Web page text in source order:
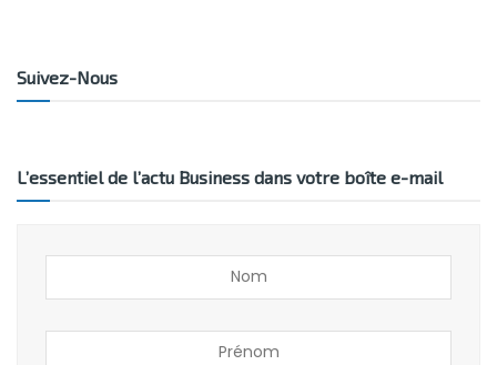
Suivez-Nous
L’essentiel de l’actu Business dans votre boîte e-mail